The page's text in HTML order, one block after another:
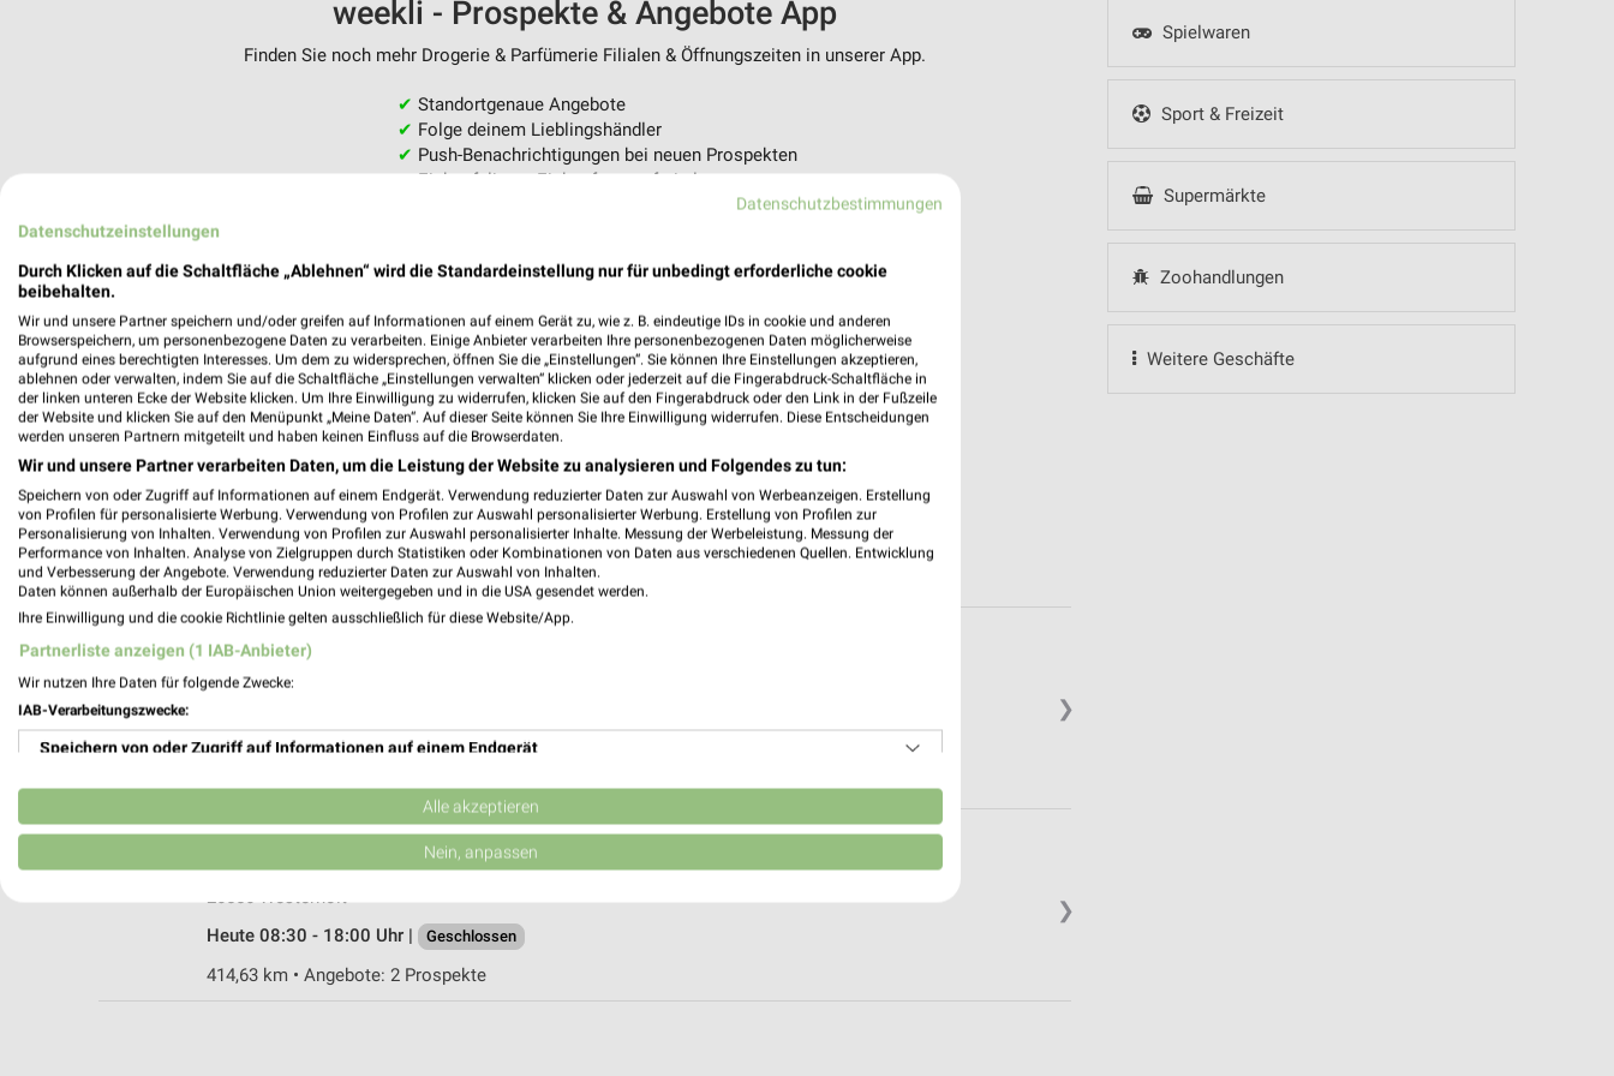
Spielwaren
Sport & Freizeit
Supermärkte
Zoohandlungen
Weitere Geschäfte
weekli - Prospekte & Angebote App
Finden Sie noch mehr Drogerie & Parfümerie Filialen & Öffnungszeiten in unserer App.
✔ Standortgenaue Angebote
✔ Folge deinem Lieblingshändler
✔ Push-Benachrichtigungen bei neuen Prospekten
✔Einkaufsliste - Einkauf stressfrei planen
❯
Rossmann Wittmund
26409 Wittmund
Heute 08:00 - 16:00 Uhr | Geschlossen
❯
Auricher Str. 3
26556 Westerholt
Heute 08:30 - 18:00 Uhr |
Geschlossen
414,63 km • Angebote: 2 Prospekte
Datenschutzbestimmungen
Datenschutzeinstellungen
Durch Klicken auf die Schaltfläche „Ablehnen“ wird die Standardeinstellung nur für unbedingt erforderliche cookie
beibehalten.
Wir und unsere Partner speichern und/oder greifen auf Informationen auf einem Gerät zu, wie z. B. eindeutige IDs in cookie und anderen
Browserspeichern, um personenbezogene Daten zu verarbeiten. Einige Anbieter verarbeiten Ihre personenbezogenen Daten möglicherweise
aufgrund eines berechtigten Interesses. Um dem zu widersprechen, öffnen Sie die „Einstellungen“. Sie können Ihre Einstellungen akzeptieren,
ablehnen oder verwalten, indem Sie auf die Schaltfläche „Einstellungen verwalten“ klicken oder jederzeit auf die Fingerabdruck-Schaltfläche in
der linken unteren Ecke der Website klicken. Um Ihre Einwilligung zu widerrufen, klicken Sie auf den Fingerabdruck oder den Link in der Fußzeile
der Website und klicken Sie auf den Menüpunkt „Meine Daten“. Auf dieser Seite können Sie Ihre Einwilligung widerrufen. Diese Entscheidungen
werden unseren Partnern mitgeteilt und haben keinen Einfluss auf die Browserdaten.
Wir und unsere Partner verarbeiten Daten, um die Leistung der Website zu analysieren und Folgendes zu tun:
Speichern von oder Zugriff auf Informationen auf einem Endgerät. Verwendung reduzierter Daten zur Auswahl von Werbeanzeigen. Erstellung
von Profilen für personalisierte Werbung. Verwendung von Profilen zur Auswahl personalisierter Werbung. Erstellung von Profilen zur
Personalisierung von Inhalten. Verwendung von Profilen zur Auswahl personalisierter Inhalte. Messung der Werbeleistung. Messung der
Performance von Inhalten. Analyse von Zielgruppen durch Statistiken oder Kombinationen von Daten aus verschiedenen Quellen. Entwicklung
und Verbesserung der Angebote. Verwendung reduzierter Daten zur Auswahl von Inhalten.
Daten können außerhalb der Europäischen Union weitergegeben und in die USA gesendet werden.
Ihre Einwilligung und die cookie Richtlinie gelten ausschließlich für diese Website/App.
Partnerliste anzeigen (1 IAB-Anbieter)
Wir nutzen Ihre Daten für folgende Zwecke:
IAB-Verarbeitungszwecke:
Speichern von oder Zugriff auf Informationen auf einem Endgerät
Verwendung reduzierter Daten zur Auswahl von Werbeanzeigen
Erstellung von Profilen für personalisierte Werbung
Erstellung von Profilen zur Personalisierung von Inhalten
Alle akzeptieren
Nein, anpassen